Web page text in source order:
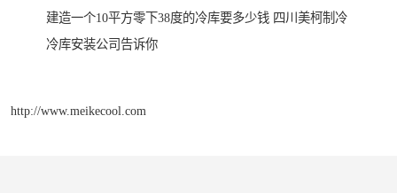
建造一个10平方零下38度的冷库要多少钱 四川美柯制冷
冷库安装公司告诉你
http://www.meikecool.com